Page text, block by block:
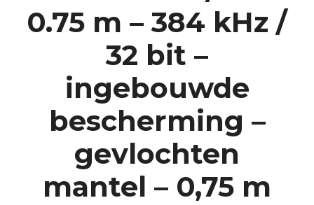
0.75 m – 384 kHz /
32 bit –
ingebouwde
bescherming –
gevlochten
mantel – 0,75 m